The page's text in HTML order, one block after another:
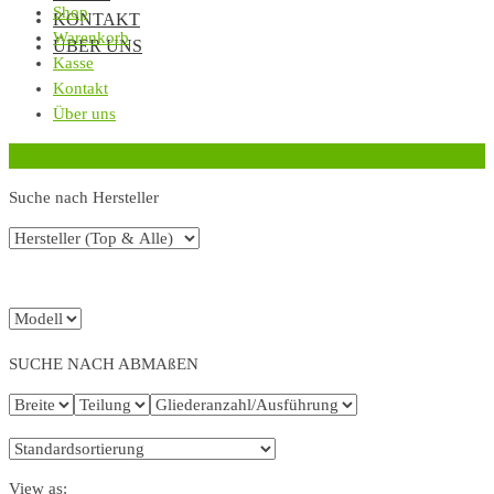
KONTAKT
ÜBER UNS
Shop
Warenkorb
Kasse
Kontakt
Über uns
Suche nach Hersteller
SUCHE NACH ABMAßEN
View as: